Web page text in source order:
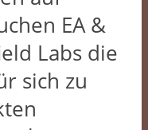
EA &
Labs die
sich zu